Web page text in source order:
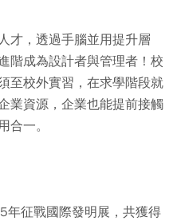
才，透過手腦並用提升層
階成為設計者與管理者！校
至校外實習，在求學階段就
業資源，企業也能提前接觸
合一。
征戰國際發明展，共獲得